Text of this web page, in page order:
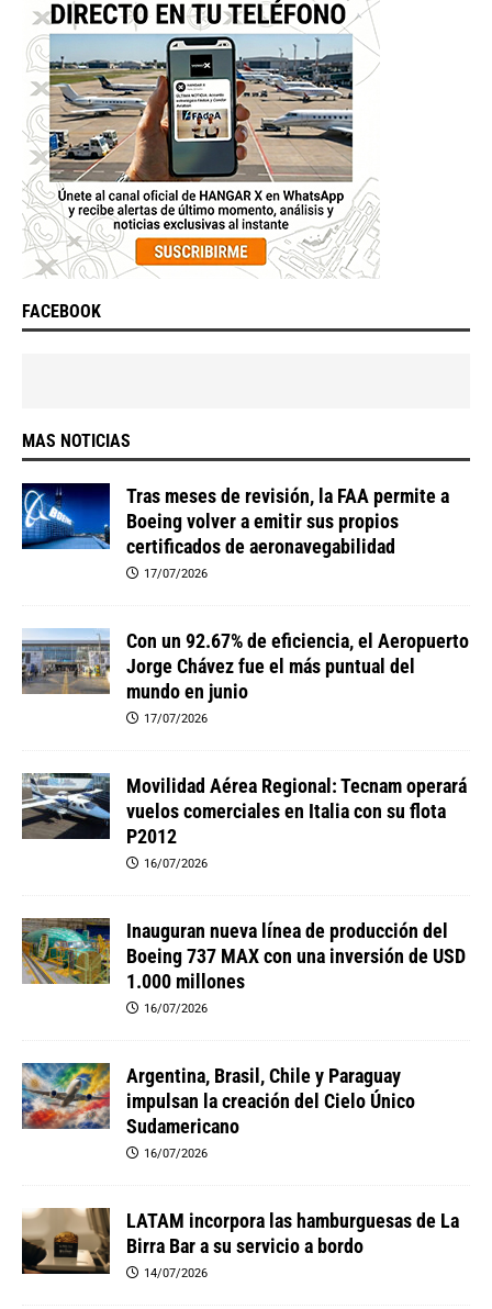
FACEBOOK
MAS NOTICIAS
Tras meses de revisión, la FAA permite a
Boeing volver a emitir sus propios
certificados de aeronavegabilidad
17/07/2026
Con un 92.67% de eficiencia, el Aeropuerto
Jorge Chávez fue el más puntual del
mundo en junio
17/07/2026
Movilidad Aérea Regional: Tecnam operará
vuelos comerciales en Italia con su flota
P2012
16/07/2026
Inauguran nueva línea de producción del
Boeing 737 MAX con una inversión de USD
1.000 millones
16/07/2026
Argentina, Brasil, Chile y Paraguay
impulsan la creación del Cielo Único
Sudamericano
16/07/2026
LATAM incorpora las hamburguesas de La
Birra Bar a su servicio a bordo
14/07/2026